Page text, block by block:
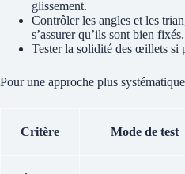
glissement.
Contrôler les angles et les
s’assurer qu’ils sont bien fixés.
Tester la solidité des œillets si
Pour une approche plus
Critère Mode de test